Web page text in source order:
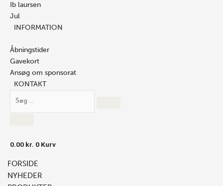
Ib laursen
Jul
INFORMATION
Åbningstider
Gavekort
Ansøg om sponsorat
KONTAKT
0.00 kr. 0 Kurv
FORSIDE
NYHEDER